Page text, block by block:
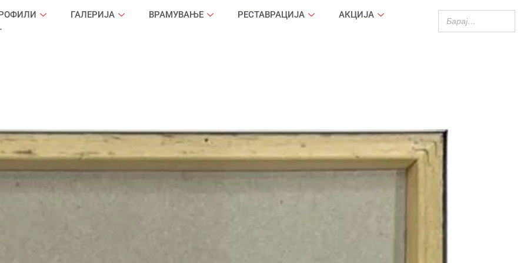
ГАЛЕРИЈА ВРАМУВАЊЕ РЕСТАВРАЦИЈА
АКЦИЈА